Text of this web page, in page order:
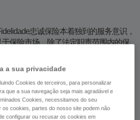
忠诚保险本着独到的服务意识，
保险市场。除了法定职责范围内的保
a sua privacidade
Cookies de terceiros, para personalizar
que a sua navegação seja mais agradável e
Cookies, necessitamos do seu
os cookies, partes do nosso site podem não
configurar ou recusar os cookies em